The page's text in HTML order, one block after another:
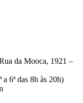
da Mooca, 1921 –
6ª das 8h às 20h)